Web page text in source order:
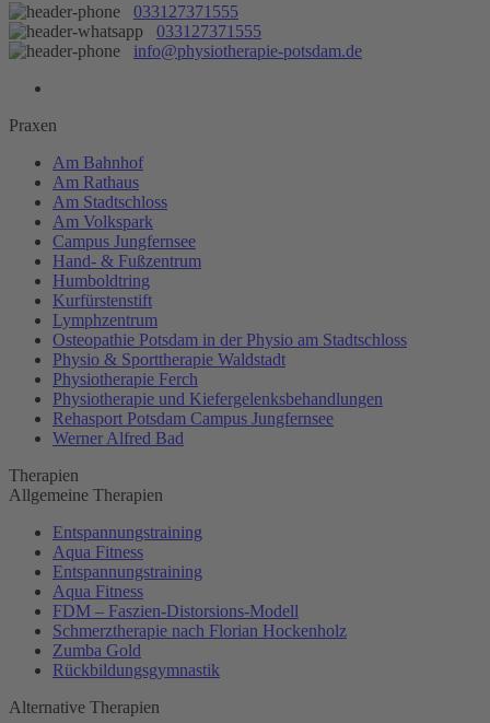
033127371555
033127371555
info@physiotherapie-potsdam.de
Praxen
Am Bahnhof
Am Rathaus
Am Stadtschloss
Am Volkspark
Campus Jungfernsee
Hand- & Fußzentrum
Humboldtring
Kurfürstenstift
Lymphzentrum
Osteopathie Potsdam in der Physio am Stadtschloss
Physio & Sporttherapie Waldstadt
Physiotherapie Ferch
Physiotherapie und Kiefergelenksbehandlungen
Rehasport Potsdam Campus Jungfernsee
Werner Alfred Bad
Therapien
Allgemeine Therapien
Entspannungstraining
Aqua Fitness
Entspannungstraining
Aqua Fitness
FDM – Faszien-Distorsions-Modell
Schmerztherapie nach Florian Hockenholz
Zumba Gold
Rückbildungsgymnastik
Alternative Therapien